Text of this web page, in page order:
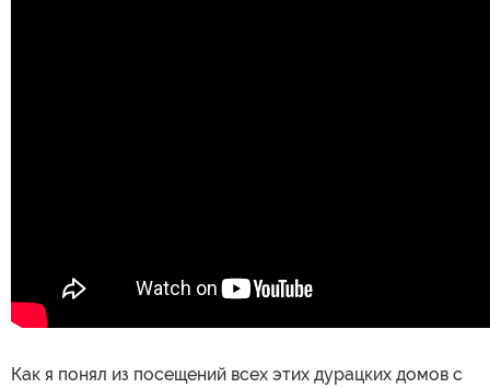
Как я понял из посещений всех этих дурацких домов с